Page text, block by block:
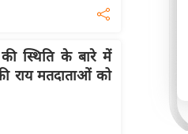
स्थिति के बारे में
की राय मतदाताओं को